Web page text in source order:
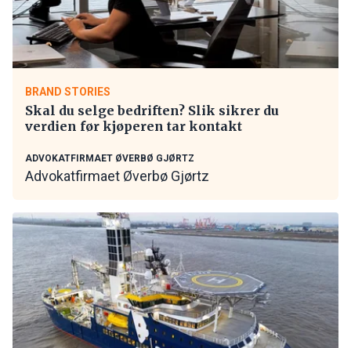
BRAND STORIES
Skal du selge bedriften? Slik sikrer du
verdien før kjøperen tar kontakt
ADVOKATFIRMAET ØVERBØ GJØRTZ
Advokatfirmaet Øverbø Gjørtz